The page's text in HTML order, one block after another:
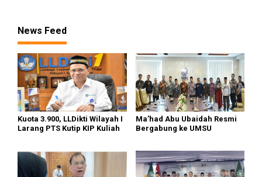
News Feed
Kuota 3.900, LLDikti Wilayah I
Larang PTS Kutip KIP Kuliah
Ma’had Abu Ubaidah Resmi
Bergabung ke UMSU